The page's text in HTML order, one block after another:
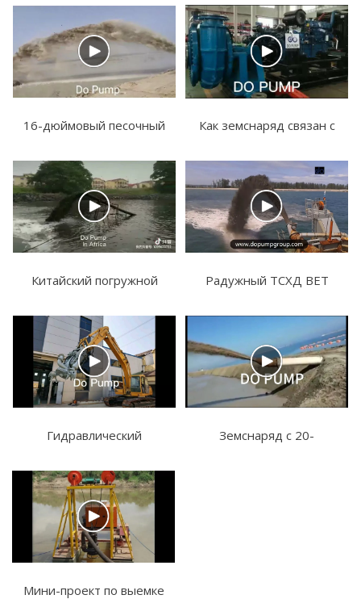
отправляются в Европу
16-дюймовый песочный
дноуглубительных
работ в Китае
Как земснаряд связан с
Китайский погружной
Африке
Радужный ТСХД ВЕТ
Гидравлический
Земснаряд с 20-
Мини-проект по выемке